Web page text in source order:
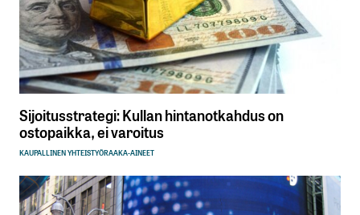
Sijoitusstrategi: Kullan hintanotkahdus on
ostopaikka, ei varoitus
KAUPALLINEN YHTEISTYÖRAAKA-AINEET